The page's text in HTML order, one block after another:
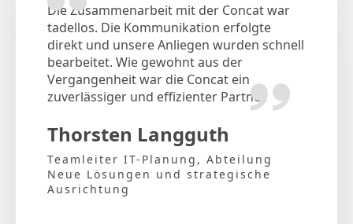
Die Zusammenarbeit mit der Concat war
tadellos. Die Kommunikation erfolgte
direkt und unsere Anliegen wurden schnell
bearbeitet. Wie gewohnt aus der
Vergangenheit war die Concat ein
zuverlässiger und effizienter Partner.
Thorsten Langguth
Teamleiter IT-Planung, Abteilung
Neue Lösungen und strategische
Ausrichtung